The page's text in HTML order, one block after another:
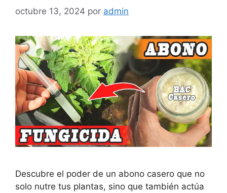
octubre 13, 2024 por admin
Descubre el poder de un abono casero que no
solo nutre tus plantas, sino que también actúa